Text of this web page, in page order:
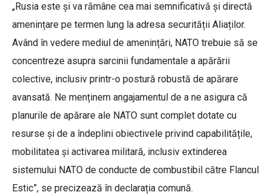
„Rusia este și va rămâne cea mai semnificativă și directă
amenințare pe termen lung la adresa securității Aliaților.
Având în vedere mediul de amenințări, NATO trebuie să se
concentreze asupra sarcinii fundamentale a apărării
colective, inclusiv printr-o postură robustă de apărare
avansată. Ne menținem angajamentul de a ne asigura că
planurile de apărare ale NATO sunt complet dotate cu
resurse și de a îndeplini obiectivele privind capabilitățile,
mobilitatea și activarea militară, inclusiv extinderea
sistemului NATO de conducte de combustibil către Flancul
Estic”, se precizează în declarația comună.